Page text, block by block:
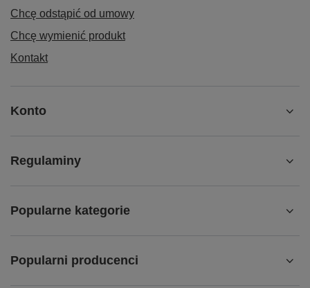
Chcę odstąpić od umowy
Chcę wymienić produkt
Kontakt
Konto
Regulaminy
Popularne kategorie
Popularni producenci